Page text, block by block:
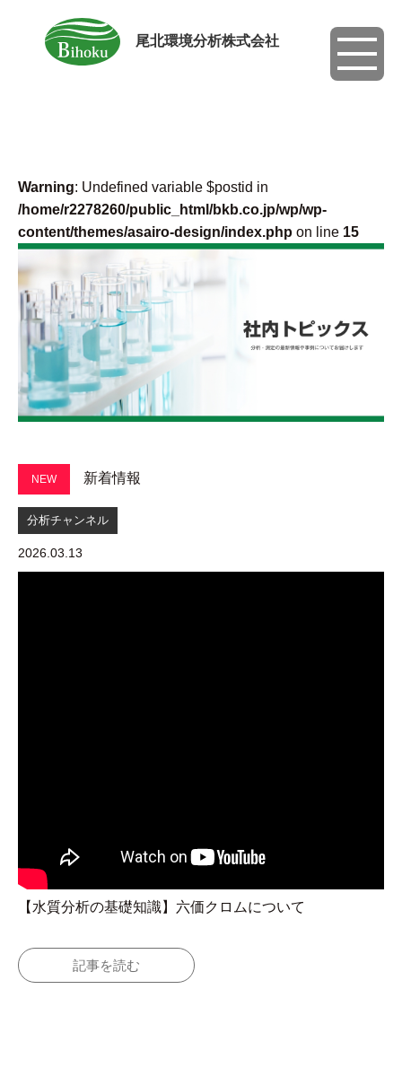
尾北環境分析株式会社
toggle
Warning: Undefined variable $postid in
/home/r2278260/public_html/bkb.co.jp/wp/wp-
content/themes/asairo-design/index.php on line 15
NEW 新着情報
分析チャンネル
2026.03.13
【水質分析の基礎知識】六価クロムについて
記事を読む